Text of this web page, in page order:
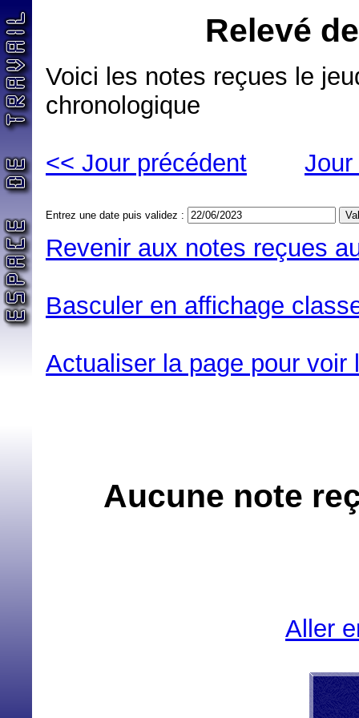
Relevé
Voici les notes reçues le
chronologique
<< Jour précédent
Entrez une date puis validez :
Revenir aux notes reçues
Basculer en affichage
Actualiser la page pour
Aucune note
Aller